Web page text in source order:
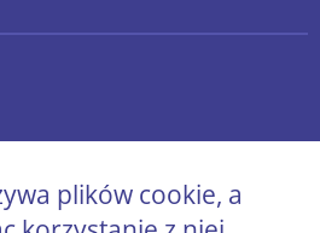
plików cookie, a